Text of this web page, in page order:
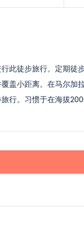
此徒步旅行。定期徒
盖小距离。在马尔加
行。习惯于在海拔